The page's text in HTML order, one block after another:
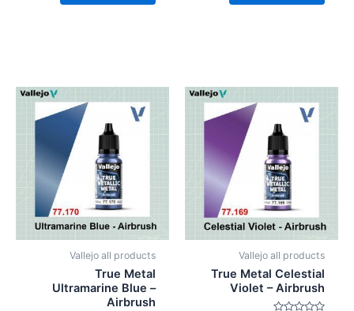
Vallejo all products
True Metal Celestial
Violet – Airbrush
Vallejo all products
True Metal
Ultramarine Blue –
Airbrush